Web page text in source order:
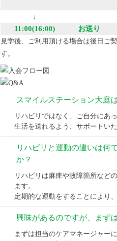
↓
11:00(16:00)
お送り
見学後、ご利用頂ける場合は後日ご
す。
スマイルステーション大庭
リハビリではなく、ご自分にあ
生活を送れるよう、サポートいた
リハビリと運動の違いは何
か？
リハビリは麻痺や故障箇所など
ます。
定期的な運動をすることにより
興味があるのですが、まず
まずは担当のケアマネージャー